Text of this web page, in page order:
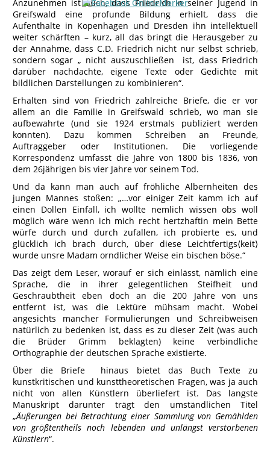
Anzunehmen ist auch, dass Friedrich in seiner Jugend in
Greifswald eine profunde Bildung erhielt, dass die
Aufenthalte in Kopenhagen und Dresden ihn intellektuell
weiter schärften – kurz, all das bringt die Herausgeber zu
der Annahme, dass C.D. Friedrich nicht nur selbst schrieb,
sondern sogar „ nicht auszuschließen ist, dass Friedrich
darüber nachdachte, eigene Texte oder Gedichte mit
bildlichen Darstellungen zu kombinieren“.
Erhalten sind von Friedrich zahlreiche Briefe, die er vor
allem an die Familie in Greifswald schrieb, wo man sie
aufbewahrte (und sie 1924 erstmals publiziert werden
konnten). Dazu kommen Schreiben an Freunde,
Auftraggeber oder Institutionen. Die vorliegende
Korrespondenz umfasst die Jahre von 1800 bis 1836, von
dem 26jährigen bis vier Jahre vor seinem Tod.
Und da kann man auch auf fröhliche Albernheiten des
jungen Mannes stoßen: „…vor einiger Zeit kamm ich auf
einen Dollen Einfall, ich wollte nemlich wissen obs woll
möglich wäre wenn ich mich recht hertzhaftin mein Bette
würfe durch und durch zufallen, ich probierte es, und
glücklich ich brach durch, über diese Leichtfertigs⟨keit⟩
wurde unsre Madam orndlicher Weise ein bischen böse.“
Das zeigt dem Leser, worauf er sich einlässt, nämlich eine
Sprache, die in ihrer gelegentlichen Steifheit und
Geschraubtheit eben doch an die 200 Jahre von uns
entfernt ist, was die Lektüre mühsam macht. Wobei
angesichts mancher Formulierungen und Schreibweisen
natürlich zu bedenken ist, dass es zu dieser Zeit (was auch
die Brüder Grimm beklagten) keine verbindliche
Orthographie der deutschen Sprache existierte.
Über die Briefe hinaus bietet das Buch Texte zu
kunstkritischen und kunsttheoretischen Fragen, was ja auch
nicht von allen Künstlern überliefert ist. Das langste
Manuskript darunter trägt den umständlichen Titel
„Äußerungen bei Betrachtung einer Sammlung von Gemählden
von größtentheils noch lebenden und unlängst verstorbenen
Künstlern“.